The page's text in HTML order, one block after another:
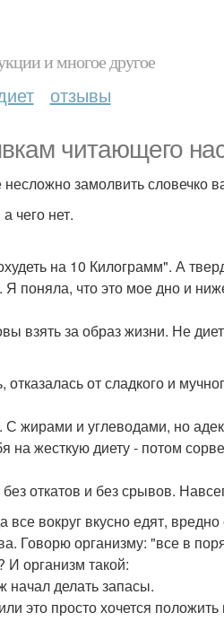
и многое другое
отзывы
читающего
замолвить словечко
чего нет.
на 10 Килограмм". А
поняла, что это мое дно и
взять за образ жизни. Не
от сладкого и
жирами и углеводами, но
на жесткую диету - потом
откатов и без срывов.
вокруг вкусно едят, вредно
Говорю организму: "все в
И организм такой:
начал делать запасы.
это просто хочется положить